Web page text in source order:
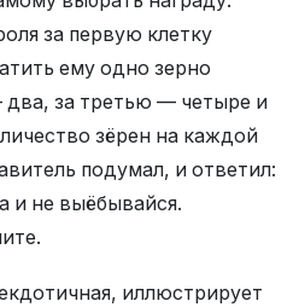
за первую клетку
ему одно зерно
за третью — четыре и
зёрен на каждой
подумал, и ответил:
и не выёбывайся.
иллюстрирует